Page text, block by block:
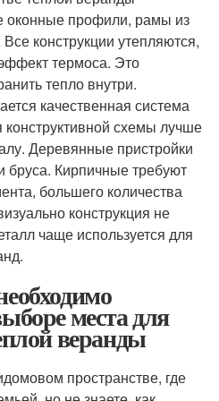
оконные профили, рамы из
конструкции утепляются,
термоса. Это
тепло внутри.
качественная система
схемы лучше
Деревянные пристройки
бруса. Кирпичные требуют
большего количества
конструкция не
чаще используется для
места для
веранды
пространстве, где